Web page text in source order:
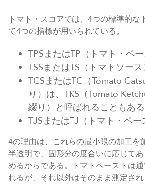
トマト・スコアでは、4つの標準的な
て4つの指標が用いられている。
TPSまたはTP（トマト・ペー
TSSまたはTS（トマトソース
TCSまたはTC（Tomato
り）は、TKS（Tomato
綴り）と呼ばれることもある
TJSまたはTJ（トマト・ペー
4の理由は、これらの最小限の加工を
半透明で、固形分の度合いに応じて
めるからである。トマトペーストは
れるが、それ以外はそのまま測定され